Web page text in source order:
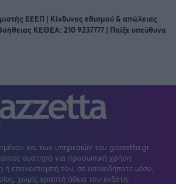
ΕΕΕΠ | Κίνδυνος εθισμού & απώλειας
ΚΕΘΕΑ: 210 9237777 | Παίξε υπεύθυνα
και των υπηρεσιών του gazzetta.gr
αυστηρά για προσωπική χρήση.
ή επανεκπομπή του, σε οποιοδήποτε μέσο,
χωρίς γραπτή άδεια του εκδότη.